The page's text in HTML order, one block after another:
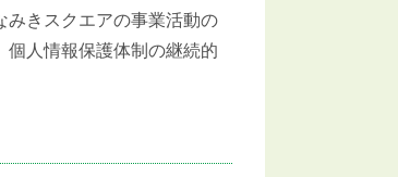
みきスクエアの事業活動の
個人情報保護体制の継続的